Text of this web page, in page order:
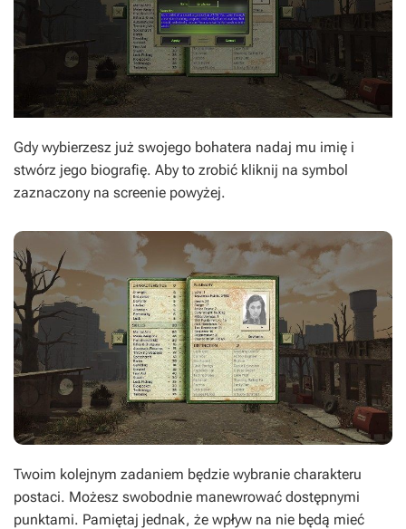
Gdy wybierzesz już swojego bohatera nadaj mu imię i
stwórz jego biografię. Aby to zrobić kliknij na symbol
zaznaczony na screenie powyżej.
Twoim kolejnym zadaniem będzie wybranie charakteru
postaci. Możesz swobodnie manewrować dostępnymi
punktami. Pamiętaj jednak, że wpływ na nie będą mieć